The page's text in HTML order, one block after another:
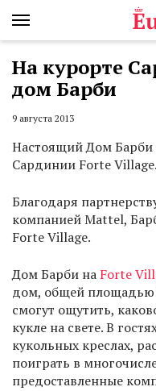
На курорте
дом Барби
9 августа 2013
Настоящий Дом Барби
Сардинии Forte Village.
Благодаря
компанией Mattel,
Forte Village.
Дом Барби на Forte
дом, общей площадью
смогут ощутить,
кукле на свете. В
кукольных креслах,
поиграть в
предоставленные